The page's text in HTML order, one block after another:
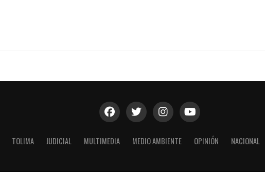
TOLIMA JUDICIAL MULTIMEDIA MEDIO AMBIENTE OPINIÓN NACIONAL